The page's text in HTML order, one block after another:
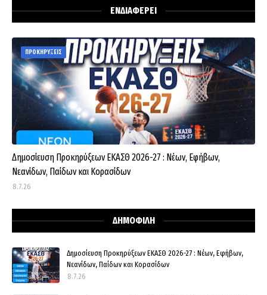
ΕΝΔΙΑΦΕΡΕΙ
ΠΡΟΚΗΡΥΞΕΙΣ
Δημοσίευση Προκηρύξεων ΕΚΑΣΘ 2026-27 : Νέων, Εφήβων,
Νεανίδων, Παίδων και Κορασίδων
8.7.26
ΔΗΜΟΦΙΛΗ
Δημοσίευση Προκηρύξεων ΕΚΑΣΘ 2026-27 : Νέων, Εφήβων,
Νεανίδων, Παίδων και Κορασίδων
8.7.26